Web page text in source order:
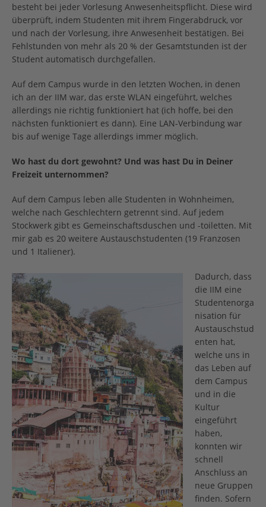
besteht bei jeder Vorlesung Anwesenheitspflicht. Diese wird
überprüft, indem Studenten mit ihrem Fingerabdruck, vor
und nach der Vorlesung, ihre Anwesenheit bestätigen. Bei
Fehlstunden von mehr als 20 % der Gesamtstunden ist der
Student automatisch durchgefallen.
Auf dem Campus wurde in den letzten Wochen, in denen
ich an der IIM war, das erste WLAN eingeführt, welches
allerdings nie richtig funktioniert hat (ich hoffe, bei den
nächsten funktioniert es dann). Eine LAN-Verbindung war
bis auf wenige Tage allerdings immer möglich.
Wo hast du dort gewohnt? Und was hast Du in Deiner
Freizeit unternommen?
Auf dem Campus leben alle Studenten in Wohnheimen,
welche nach Geschlechtern getrennt sind. Auf jedem
Stockwerk gibt es Gemeinschaftsduschen und -toiletten. Mit
mir gab es 20 weitere Austauschstudenten (19 Franzosen
und 1 Italiener).
Dadurch, dass
die IIM eine
Studentenorga
nisation für
Austauschstud
enten hat,
welche uns in
das Leben auf
dem Campus
und in die
Kultur
eingeführt
haben,
konnten wir
schnell
Anschluss an
neue Gruppen
finden. Sofern